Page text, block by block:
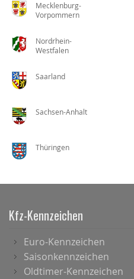
Mecklenburg-
Vorpommern
Nordrhein-
Westfalen
Saarland
Sachsen-Anhalt
Thüringen
Kfz-Kennzeichen
Euro-Kennzeichen
Saisonkennzeichen
Oldtimer-Kennzeichen